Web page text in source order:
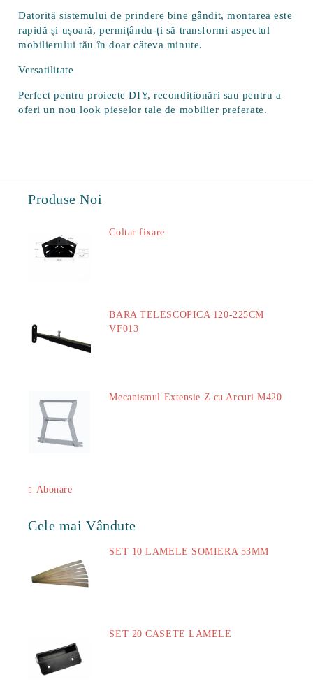
Datorită sistemului de prindere bine gândit, montarea este
rapidă și ușoară, permițându-ți să transformi aspectul
mobilierului tău în doar câteva minute.
Versatilitate
Perfect pentru proiecte DIY, recondiționări sau pentru a
oferi un nou look pieselor tale de mobilier preferate.
Produse Noi
Coltar fixare
BARA TELESCOPICA 120-225CM
VF013
Mecanismul Extensie Z cu Arcuri M420
Abonare
Cele mai Vândute
SET 10 LAMELE SOMIERA 53MM
SET 20 CASETE LAMELE